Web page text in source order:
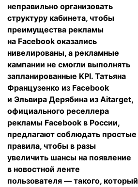
неправильно организовать
структуру кабинета, чтобы
преимущества рекламы
на Facebook оказались
нивелированы, а рекламные
кампании не смогли выполнять
запланированные KPI. Татьяна
Французенко из Facebook
и Эльвира Дерябина из Aitarget,
официального реселлера
рекламы Facebook в России,
предлагают соблюдать простые
правила, чтобы в разы
увеличить шансы на появление
в новостной ленте
пользователя — такого, который